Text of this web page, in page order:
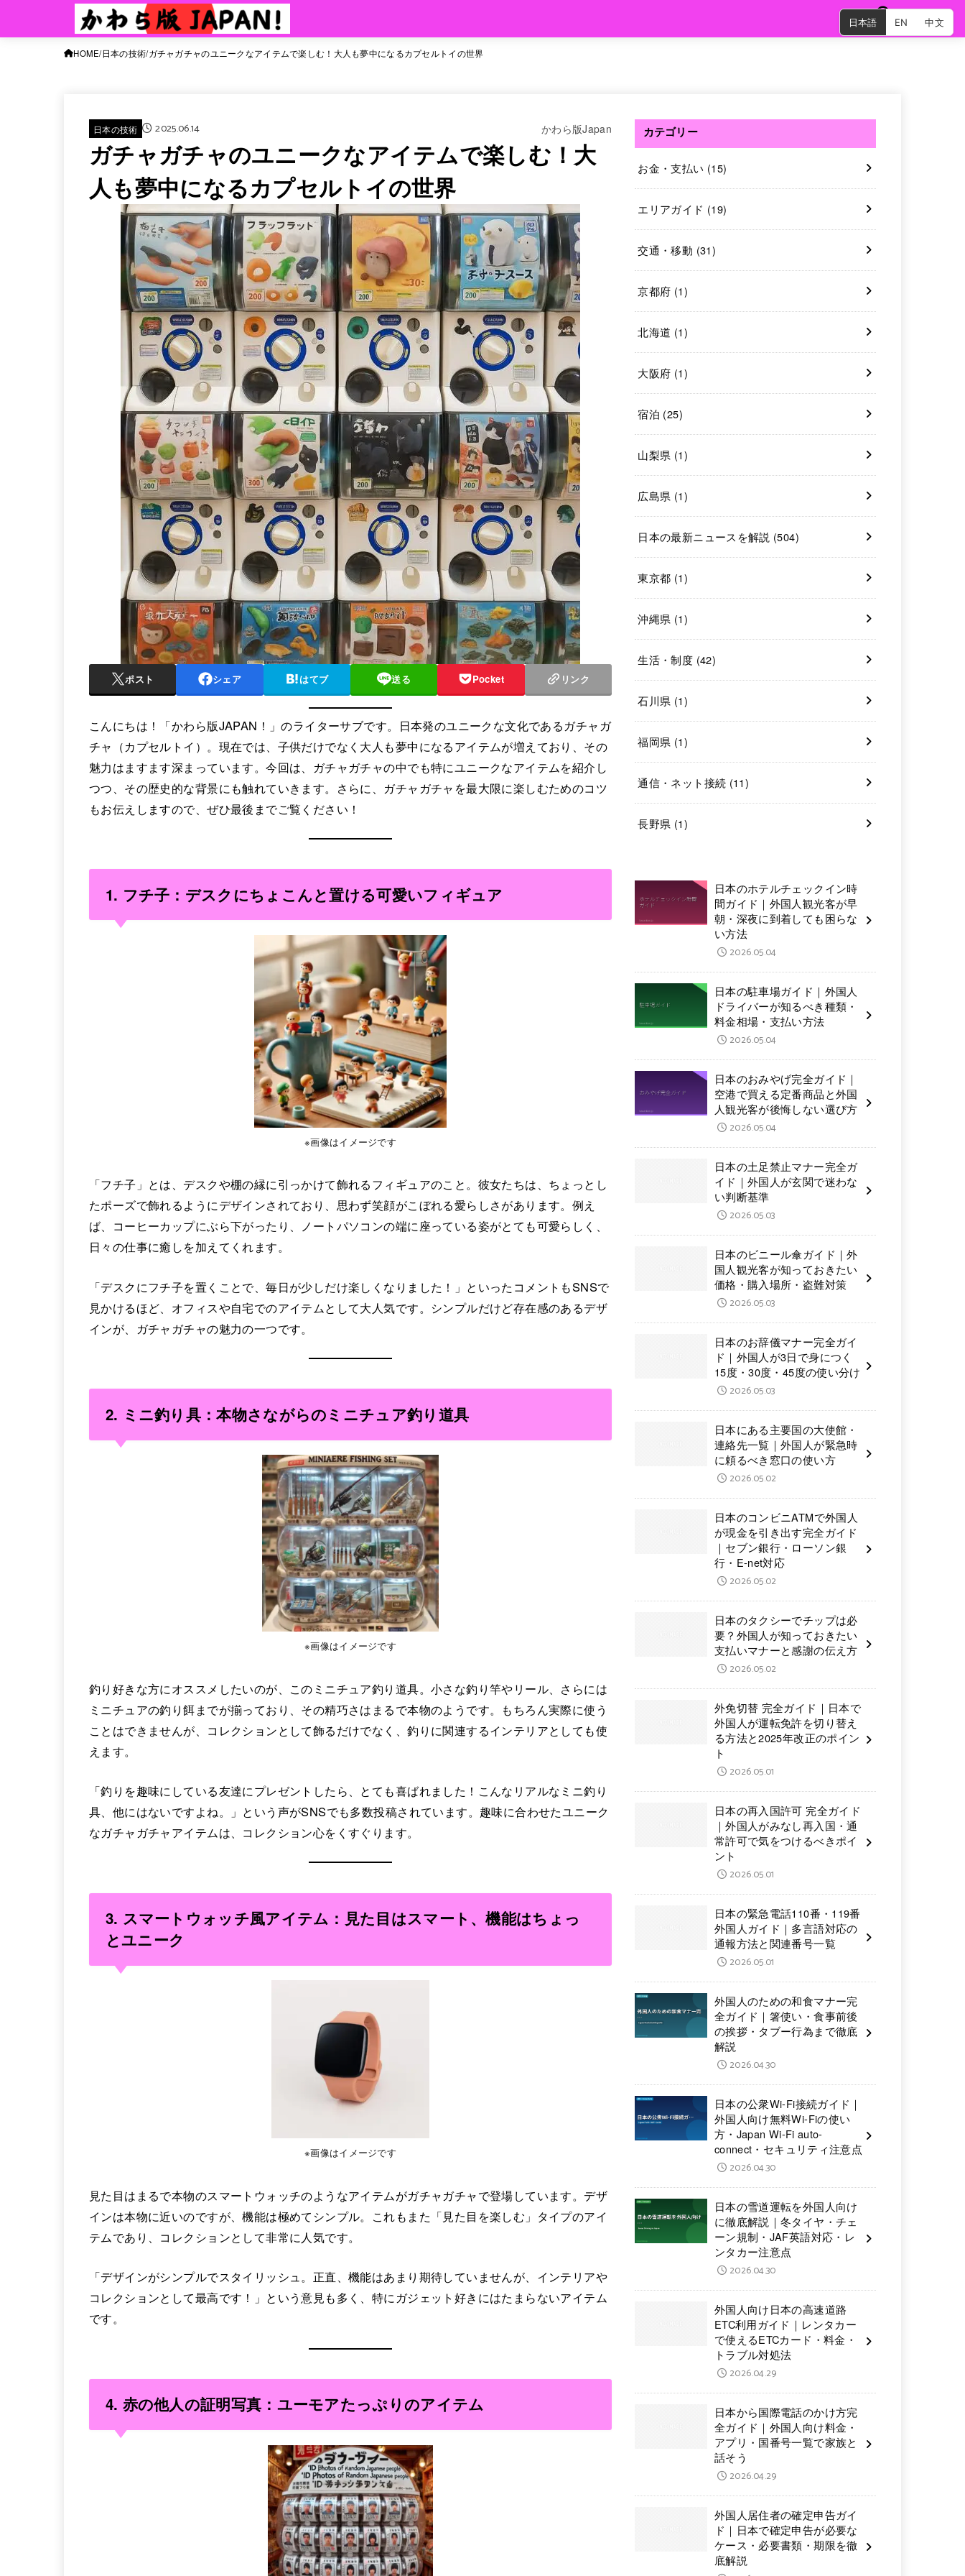
日本語 EN 中文
SEARCH
HOME 日本の技術 ガチャガチャのユニークなアイテムで楽しむ！大人も夢中になるカプセルトイの世界
日本の技術 2025.06.14 かわら版Japan
ガチャガチャのユニークなアイテムで楽しむ！大
人も夢中になるカプセルトイの世界
ポスト シェア はてブ 送る Pocket リンク
こんにちは！「かわら版JAPAN！」のライターサブです。日本発のユニークな文化であるガチャガ
チャ（カプセルトイ）。現在では、子供だけでなく大人も夢中になるアイテムが増えており、その
魅力はますます深まっています。今回は、ガチャガチャの中でも特にユニークなアイテムを紹介し
つつ、その歴史的な背景にも触れていきます。さらに、ガチャガチャを最大限に楽しむためのコツ
もお伝えしますので、ぜひ最後までご覧ください！
1. フチ子：デスクにちょこんと置ける可愛いフィギュア
※画像はイメージです
「フチ子」とは、デスクや棚の縁に引っかけて飾れるフィギュアのこと。彼女たちは、ちょっとし
たポーズで飾れるようにデザインされており、思わず笑顔がこぼれる愛らしさがあります。例え
ば、コーヒーカップにぶら下がったり、ノートパソコンの端に座っている姿がとても可愛らしく、
日々の仕事に癒しを加えてくれます。
「デスクにフチ子を置くことで、毎日が少しだけ楽しくなりました！」といったコメントもSNSで
見かけるほど、オフィスや自宅でのアイテムとして大人気です。シンプルだけど存在感のあるデザ
インが、ガチャガチャの魅力の一つです。
2. ミニ釣り具：本物さながらのミニチュア釣り道具
※画像はイメージです
釣り好きな方にオススメしたいのが、このミニチュア釣り道具。小さな釣り竿やリール、さらには
ミニチュアの釣り餌までが揃っており、その精巧さはまるで本物のようです。もちろん実際に使う
ことはできませんが、コレクションとして飾るだけでなく、釣りに関連するインテリアとしても使
えます。
「釣りを趣味にしている友達にプレゼントしたら、とても喜ばれました！こんなリアルなミニ釣り
具、他にはないですよね。」という声がSNSでも多数投稿されています。趣味に合わせたユニーク
なガチャガチャアイテムは、コレクション心をくすぐります。
3. スマートウォッチ風アイテム：見た目はスマート、機能はちょっ
とユニーク
※画像はイメージです
見た目はまるで本物のスマートウォッチのようなアイテムがガチャガチャで登場しています。デザ
インは本物に近いのですが、機能は極めてシンプル。これもまた「見た目を楽しむ」タイプのアイ
テムであり、コレクションとして非常に人気です。
「デザインがシンプルでスタイリッシュ。正直、機能はあまり期待していませんが、インテリアや
コレクションとして最高です！」という意見も多く、特にガジェット好きにはたまらないアイテム
です。
4. 赤の他人の証明写真：ユーモアたっぷりのアイテム
カテゴリー
お金・支払い (15)
エリアガイド (19)
交通・移動 (31)
京都府 (1)
北海道 (1)
大阪府 (1)
宿泊 (25)
山梨県 (1)
広島県 (1)
日本の最新ニュースを解説 (504)
東京都 (1)
沖縄県 (1)
生活・制度 (42)
石川県 (1)
福岡県 (1)
通信・ネット接続 (11)
長野県 (1)
日本のホテルチェックイン時
間ガイド｜外国人観光客が早
朝・深夜に到着しても困らな
い方法
2026.05.04
日本の駐車場ガイド｜外国人
ドライバーが知るべき種類・
料金相場・支払い方法
2026.05.04
日本のおみやげ完全ガイド｜
空港で買える定番商品と外国
人観光客が後悔しない選び方
2026.05.04
日本の土足禁止マナー完全ガ
イド｜外国人が玄関で迷わな
い判断基準
2026.05.03
日本のビニール傘ガイド｜外
国人観光客が知っておきたい
価格・購入場所・盗難対策
2026.05.03
日本のお辞儀マナー完全ガイ
ド｜外国人が3日で身につく
15度・30度・45度の使い分け
2026.05.03
日本にある主要国の大使館・
連絡先一覧｜外国人が緊急時
に頼るべき窓口の使い方
2026.05.02
日本のコンビニATMで外国人
が現金を引き出す完全ガイド
｜セブン銀行・ローソン銀
行・E-net対応
2026.05.02
日本のタクシーでチップは必
要？外国人が知っておきたい
支払いマナーと感謝の伝え方
2026.05.02
外免切替 完全ガイド｜日本で
外国人が運転免許を切り替え
る方法と2025年改正のポイン
ト
2026.05.01
日本の再入国許可 完全ガイド
｜外国人がみなし再入国・通
常許可で気をつけるべきポイ
ント
2026.05.01
日本の緊急電話110番・119番
外国人ガイド｜多言語対応の
通報方法と関連番号一覧
2026.05.01
外国人のための和食マナー完
全ガイド｜箸使い・食事前後
の挨拶・タブー行為まで徹底
解説
2026.04.30
日本の公衆Wi-Fi接続ガイド｜
外国人向け無料Wi-Fiの使い
方・Japan Wi-Fi auto-
connect・セキュリティ注意点
2026.04.30
日本の雪道運転を外国人向け
に徹底解説｜冬タイヤ・チェ
ーン規制・JAF英語対応・レ
ンタカー注意点
2026.04.30
外国人向け日本の高速道路
ETC利用ガイド｜レンタカー
で使えるETCカード・料金・
トラブル対処法
2026.04.29
日本から国際電話のかけ方完
全ガイド｜外国人向け料金・
アプリ・国番号一覧で家族と
話そう
2026.04.29
外国人居住者の確定申告ガイ
ド｜日本で確定申告が必要な
ケース・必要書類・期限を徹
底解説